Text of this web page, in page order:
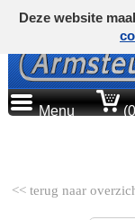
Menu
<< terug naar
Deze website